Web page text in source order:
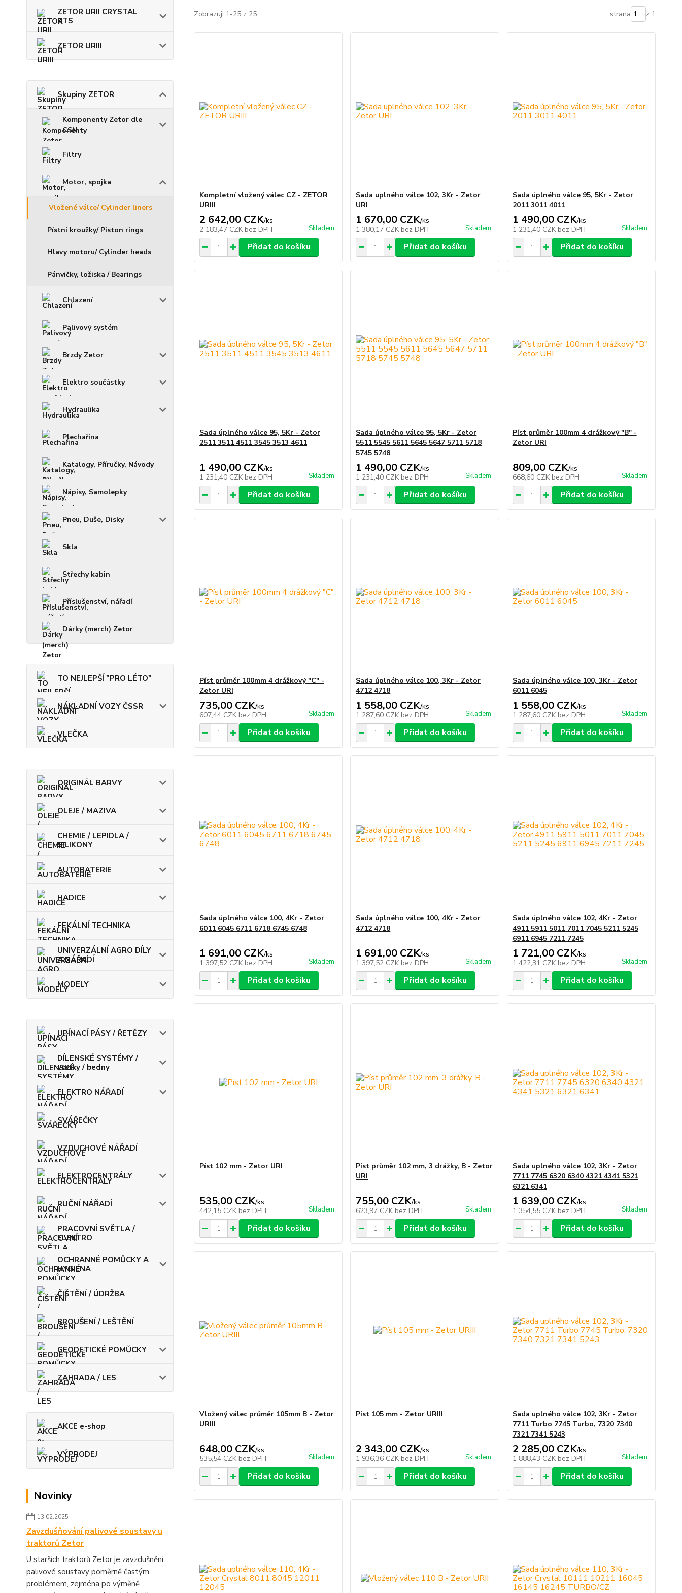
ZETOR URII CRYSTAL
ZTS
ZETOR URIII
Skupiny ZETOR
Komponenty Zetor dle
CSN
Filtry
Motor, spojka
Vložené válce/ Cylinder liners
Pístní kroužky/ Piston rings
Hlavy motoru/ Cylinder heads
Pánvičky, ložiska / Bearings
Chlazení
Palivový systém
Brzdy Zetor
Elektro součástky
Hydraulika
Plechařina
Katalogy, Příručky, Návody
Nápisy, Samolepky
Pneu, Duše, Disky
Skla
Střechy kabin
Příslušenství, nářadí
Dárky (merch) Zetor
TO NEJLEPŠÍ "PRO LÉTO"
NÁKLADNÍ VOZY ČSSR
VLEČKA
ORIGINÁL BARVY
OLEJE / MAZIVA
CHEMIE / LEPIDLA /
SILIKONY
AUTOBATERIE
HADICE
FEKÁLNÍ TECHNIKA
UNIVERZÁLNÍ AGRO DÍLY
A NÁŘADÍ
MODELY
UPÍNACÍ PÁSY / ŘETĚZY
DÍLENSKÉ SYSTÉMY /
vozíky / bedny
ELEKTRO NÁŘADÍ
SVÁŘEČKY
VZDUCHOVÉ NÁŘADÍ
ELEKTROCENTRÁLY
RUČNÍ NÁŘADÍ
PRACOVNÍ SVĚTLA /
ELEKTRO
OCHRANNÉ POMŮCKY A
HYGIENA
ČIŠTĚNÍ / ÚDRŽBA
BROUŠENÍ / LEŠTĚNÍ
GEODETICKÉ POMŮCKY
ZAHRADA / LES
AKCE e-shop
VÝPRODEJ
Novinky
13.02.2025
Zavzdušňování palivové soustavy u
traktorů Zetor
U starších traktorů Zetor je zavzdušnění
palivové soustavy poměrně častým
problémem, zejména po výměně
Zobrazuji 1-25 z 25 strana z 1
Kompletní vložený válec CZ - ZETOR
URIII
2 642,00 CZK/ks
2 183,47 CZK bez DPH Skladem
Přidat do košíku
Sada uplného válce 102, 3Kr - Zetor
URI
1 670,00 CZK/ks
1 380,17 CZK bez DPH Skladem
Přidat do košíku
Sada úplného válce 95, 5Kr - Zetor
2011 3011 4011
1 490,00 CZK/ks
1 231,40 CZK bez DPH Skladem
Přidat do košíku
Sada úplného válce 95, 5Kr - Zetor
2511 3511 4511 3545 3513 4611
1 490,00 CZK/ks
1 231,40 CZK bez DPH Skladem
Přidat do košíku
Sada úplného válce 95, 5Kr - Zetor
5511 5545 5611 5645 5647 5711 5718
5745 5748
1 490,00 CZK/ks
1 231,40 CZK bez DPH Skladem
Přidat do košíku
Píst průměr 100mm 4 drážkový "B" -
Zetor URI
809,00 CZK/ks
668,60 CZK bez DPH Skladem
Přidat do košíku
Píst průměr 100mm 4 drážkový "C" -
Zetor URI
735,00 CZK/ks
607,44 CZK bez DPH Skladem
Přidat do košíku
Sada úplného válce 100, 3Kr - Zetor
4712 4718
1 558,00 CZK/ks
1 287,60 CZK bez DPH Skladem
Přidat do košíku
Sada úplného válce 100, 3Kr - Zetor
6011 6045
1 558,00 CZK/ks
1 287,60 CZK bez DPH Skladem
Přidat do košíku
Sada úplného válce 100, 4Kr - Zetor
6011 6045 6711 6718 6745 6748
1 691,00 CZK/ks
1 397,52 CZK bez DPH Skladem
Přidat do košíku
Sada úplného válce 100, 4Kr - Zetor
4712 4718
1 691,00 CZK/ks
1 397,52 CZK bez DPH Skladem
Přidat do košíku
Sada úplného válce 102, 4Kr - Zetor
4911 5911 5011 7011 7045 5211 5245
6911 6945 7211 7245
1 721,00 CZK/ks
1 422,31 CZK bez DPH Skladem
Přidat do košíku
Píst 102 mm - Zetor URI
535,00 CZK/ks
442,15 CZK bez DPH Skladem
Přidat do košíku
Píst průměr 102 mm, 3 drážky, B - Zetor
URI
755,00 CZK/ks
623,97 CZK bez DPH Skladem
Přidat do košíku
Sada uplného válce 102, 3Kr - Zetor
7711 7745 6320 6340 4321 4341 5321
6321 6341
1 639,00 CZK/ks
1 354,55 CZK bez DPH Skladem
Přidat do košíku
Vložený válec průměr 105mm B - Zetor
URIII
648,00 CZK/ks
535,54 CZK bez DPH Skladem
Přidat do košíku
Píst 105 mm - Zetor URIII
2 343,00 CZK/ks
1 936,36 CZK bez DPH Skladem
Přidat do košíku
Sada uplného válce 102, 3Kr - Zetor
7711 Turbo 7745 Turbo, 7320 7340
7321 7341 5243
2 285,00 CZK/ks
1 888,43 CZK bez DPH Skladem
Přidat do košíku